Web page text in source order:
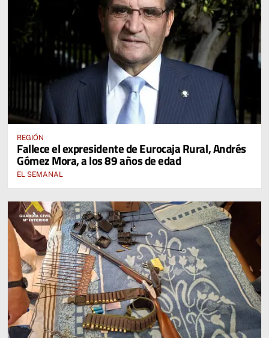
REGIÓN
Fallece el expresidente de Eurocaja Rural, Andrés
Gómez Mora, a los 89 años de edad
EL SEMANAL